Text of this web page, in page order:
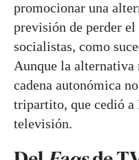
promocionar una
previsión de perder el
socialistas, como
Aunque la
cadena autonómica
tripartito, que cedió a
televisión.